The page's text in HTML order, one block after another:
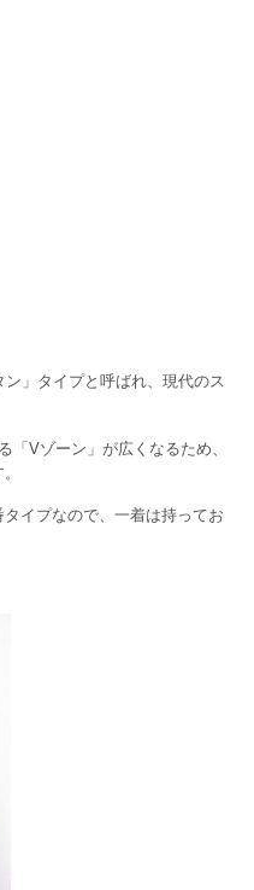
」タイプと呼ばれ、現代のス
「Vゾーン」が広くなるため、
イプなので、一着は持ってお